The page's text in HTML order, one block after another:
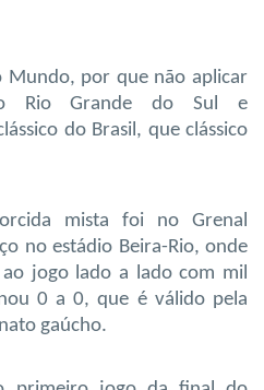
Mundo, por que não aplicar
Rio Grande do Sul e
do Brasil, que clássico
mista foi no Grenal
no estádio Beira-Rio, onde
jogo lado a lado com mil
0 a 0, que é válido pela
gaúcho.